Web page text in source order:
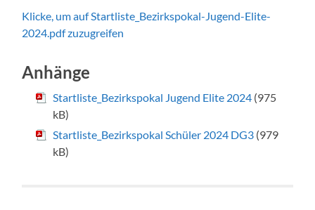
Klicke, um auf Startliste_Bezirkspokal-Jugend-Elite-
2024.pdf zuzugreifen
Anhänge
Startliste_Bezirkspokal Jugend Elite 2024 (975
kB)
Startliste_Bezirkspokal Schüler 2024 DG3 (979
kB)